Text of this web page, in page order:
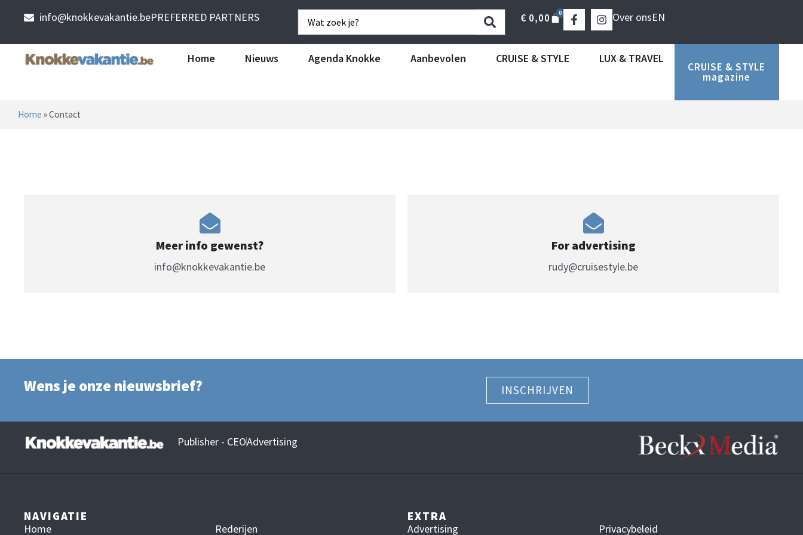
info@knokkevakantie.bePREFERRED PARTNERS € 0,00 0 Over onsEN
Home Nieuws Agenda Knokke Aanbevolen CRUISE & STYLE LUX & TRAVEL
CRUISE & STYLE
magazine
Home »Contact
Meer info gewenst?
info@knokkevakantie.be
For advertising
rudy@cruisestyle.be
Wens je onze nieuwsbrief? INSCHRIJVEN
Publisher - CEOAdvertising
NAVIGATIE
Home Rederijen
EXTRA
Advertising Privacybeleid